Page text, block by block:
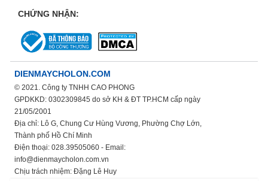
CHỨNG NHẬN:
DIENMAYCHOLON.COM
© 2021. Công ty TNHH CAO PHONG
GPDKKD: 0302309845 do sở KH & ĐT TP.HCM cấp ngày
21/05/2001
Địa chỉ: Lô G, Chung Cư Hùng Vương, Phường Chợ Lớn,
Thành phố Hồ Chí Minh
Điện thoại: 028.39505060 - Email:
info@dienmaycholon.com.vn
Chịu trách nhiệm: Đặng Lê Huy